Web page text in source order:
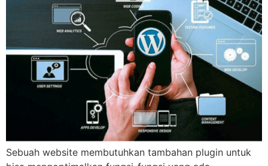
Sebuah website membutuhkan tambahan plugin untuk